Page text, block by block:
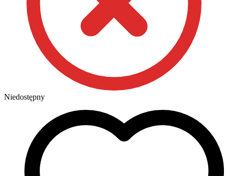
Niedostępny